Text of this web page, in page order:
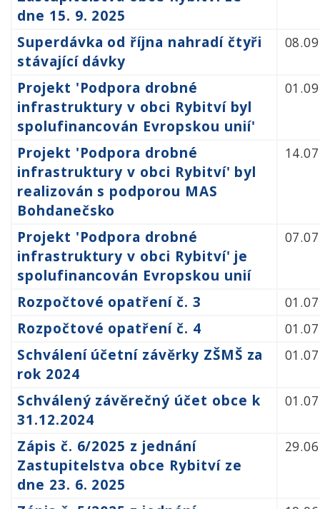
dne 15. 9. 2025
Superdávka od října nahradí čtyři
stávající dávky
Projekt 'Podpora drobné
infrastruktury v obci Rybitví byl
spolufinancován Evropskou unií'
Projekt 'Podpora drobné
infrastruktury v obci Rybitví' byl
realizován s podporou MAS
Bohdanečsko
Projekt 'Podpora drobné
infrastruktury v obci Rybitví' je
spolufinancován Evropskou unií
Rozpočtové opatření č. 3
Rozpočtové opatření č. 4
Schválení účetní závěrky ZŠMŠ za
rok 2024
Schválený závěrečný účet obce k
31.12.2024
Zápis č. 6/2025 z jednání
Zastupitelstva obce Rybitví ze
dne 23. 6. 2025